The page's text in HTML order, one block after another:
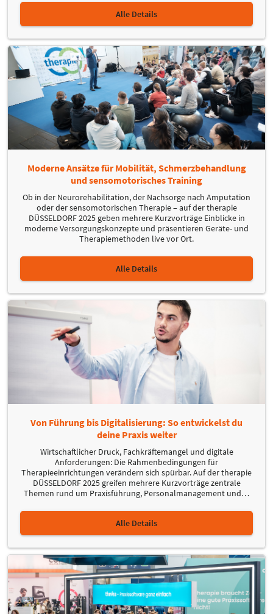
Alle Details
Moderne Ansätze für Mobilität, Schmerzbehandlung
und sensomotorisches Training
Ob in der Neurorehabilitation, der Nachsorge nach Amputation
oder der sensomotorischen Therapie – auf der therapie
DÜSSELDORF 2025 geben mehrere Kurzvorträge Einblicke in
moderne Versorgungskonzepte und präsentieren Geräte- und
Therapiemethoden live vor Ort.
Alle Details
Von Führung bis Digitalisierung: So entwickelst du
deine Praxis weiter
Wirtschaftlicher Druck, Fachkräftemangel und digitale
Anforderungen: Die Rahmenbedingungen für
Therapieeinrichtungen verändern sich spürbar. Auf der therapie
DÜSSELDORF 2025 greifen mehrere Kurzvorträge zentrale
Themen rund um Praxisführung, Personalmanagement und…
Alle Details